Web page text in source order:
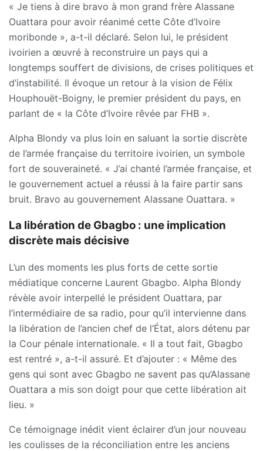
« Je tiens à dire bravo à mon grand frère Alassane
Ouattara pour avoir réanimé cette Côte d’Ivoire
moribonde », a-t-il déclaré. Selon lui, le président
ivoirien a œuvré à reconstruire un pays qui a
longtemps souffert de divisions, de crises politiques et
d’instabilité. Il évoque un retour à la vision de Félix
Houphouët-Boigny, le premier président du pays, en
parlant de « la Côte d’Ivoire rêvée par FHB ».
Alpha Blondy va plus loin en saluant la sortie discrète
de l’armée française du territoire ivoirien, un symbole
fort de souveraineté. « J’ai chanté l’armée française, et
le gouvernement actuel a réussi à la faire partir sans
bruit. Bravo au gouvernement Alassane Ouattara. »
La libération de Gbagbo : une implication
discrète mais décisive
L’un des moments les plus forts de cette sortie
médiatique concerne Laurent Gbagbo. Alpha Blondy
révèle avoir interpellé le président Ouattara, par
l’intermédiaire de sa radio, pour qu’il intervienne dans
la libération de l’ancien chef de l’État, alors détenu par
la Cour pénale internationale. « Il a tout fait, Gbagbo
est rentré », a-t-il assuré. Et d’ajouter : « Même des
gens qui sont avec Gbagbo ne savent pas qu’Alassane
Ouattara a mis son doigt pour que cette libération ait
lieu. »
Ce témoignage inédit vient éclairer d’un jour nouveau
les coulisses de la réconciliation entre les anciens